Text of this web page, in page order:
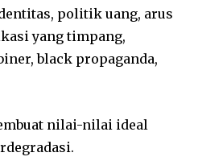
politik uang, arus
yang timpang,
black propaganda,
nilai-nilai ideal